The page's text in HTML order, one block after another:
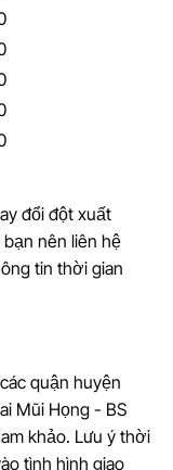
đổi đột xuất
nên liên hệ
tin thời gian
quận huyện
Mũi Họng - BS
khảo. Lưu ý thời
tình hình giao